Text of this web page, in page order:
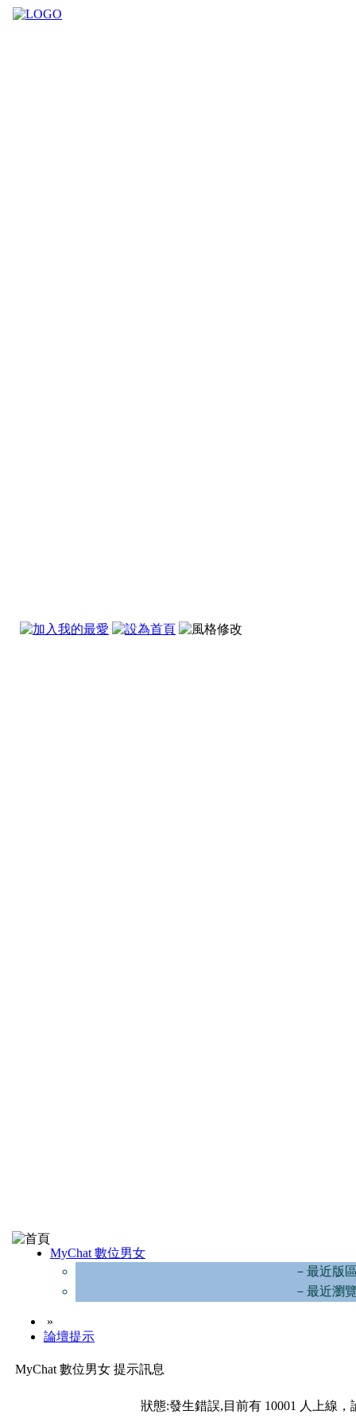
MyChat 數位男女
－最近版
－最近瀏
»
論壇提示
MyChat 數位男女 提示訊息
狀態:發生錯誤,目前有 10001 人上線